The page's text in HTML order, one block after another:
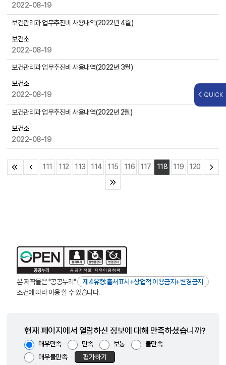
일
제
2022-08-19
보건관리과 업무추진비 사용내역(2022년 4월)
보건소
2022-08-19
보건관리과 업무추진비 사용내역(2022년 3월)
보건소
2022-08-19
보건관리과 업무추진비 사용내역(2022년 2월)
보건소
2022-08-19
111 112 113 114 115 116 117 118 119 120
본 저작물은 "공공누리"
제4유형:출처표시+상업적 이용금지+변경금지
조건에 따라 이용 할 수 있습니다.
현재 페이지에서 열람하신 정보에 대해 만족하셨습니까?
매우만족 만족 보통
불만족
매우불만족
평가하기
QUICK